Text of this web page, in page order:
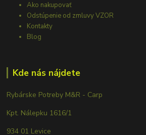
Ako nakupovať
Odstúpenie od zmluvy VZOR
Kontakty
Blog
Kde nás nájdete
Rybárske Potreby M&R - Carp
Kpt. Nálepku 1616/1
934 01 Levice